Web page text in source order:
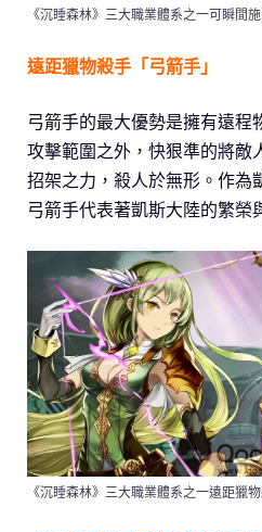
《沉睡森林》三大職業體系之一可瞬間
遠距獵物殺手「弓箭手」
弓箭手的最大優勢是擁有遠程
攻擊範圍之外，快狠準的將敵
招架之力，殺人於無形。作為
弓箭手代表著凱斯大陸的繁榮
《沉睡森林》三大職業體系之一遠距獵物